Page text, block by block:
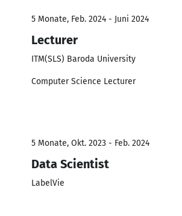
5 Monate, Feb. 2024 - Juni 2024
Lecturer
ITM(SLS) Baroda University
Computer Science Lecturer
5 Monate, Okt. 2023 - Feb. 2024
Data Scientist
LabelVie